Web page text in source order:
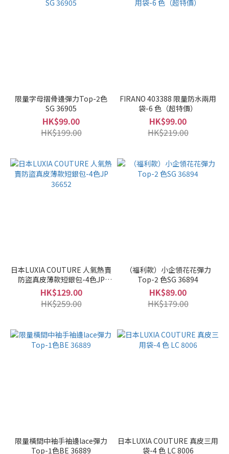
限量字母摺骨邊彈力Top-2色
SG 36905
HK$99.00
HK$199.00
FIRANO 403388 限量防水兩用
袋-6 色（超特價）
HK$99.00
HK$219.00
日本LUXIA COUTURE 人氣熱賣
防盜真皮薄款短銀包-4色JP
36652
HK$129.00
HK$259.00
（福利款）小企領花花彈力
Top-2 色SG 36894
HK$89.00
HK$179.00
限量橫間中袖手袖邊lace彈力
Top-1色BE 36889
日本LUXIA COUTURE 真皮三用
袋-4 色 LC 8006